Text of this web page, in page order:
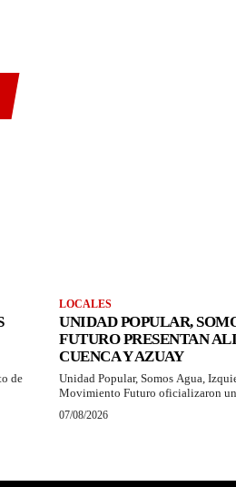
de
LOCALES
UNIDAD POPULAR,
FUTURO PRESENTAN
CUENCA Y AZUAY
Unidad Popular, Somos Agua,
Movimiento Futuro oficializaron
07/08/2026